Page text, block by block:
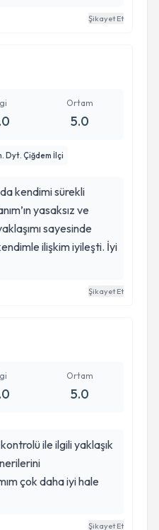
Şikayet Et
Ortam
5.0
Dyt. Çiğdem İlçi
kendimi sürekli
yasaksız ve
sayesinde
ilişkim iyileşti. İyi
Şikayet Et
Ortam
5.0
ile ilgili yaklaşık
çok daha iyi hale
Şikayet Et